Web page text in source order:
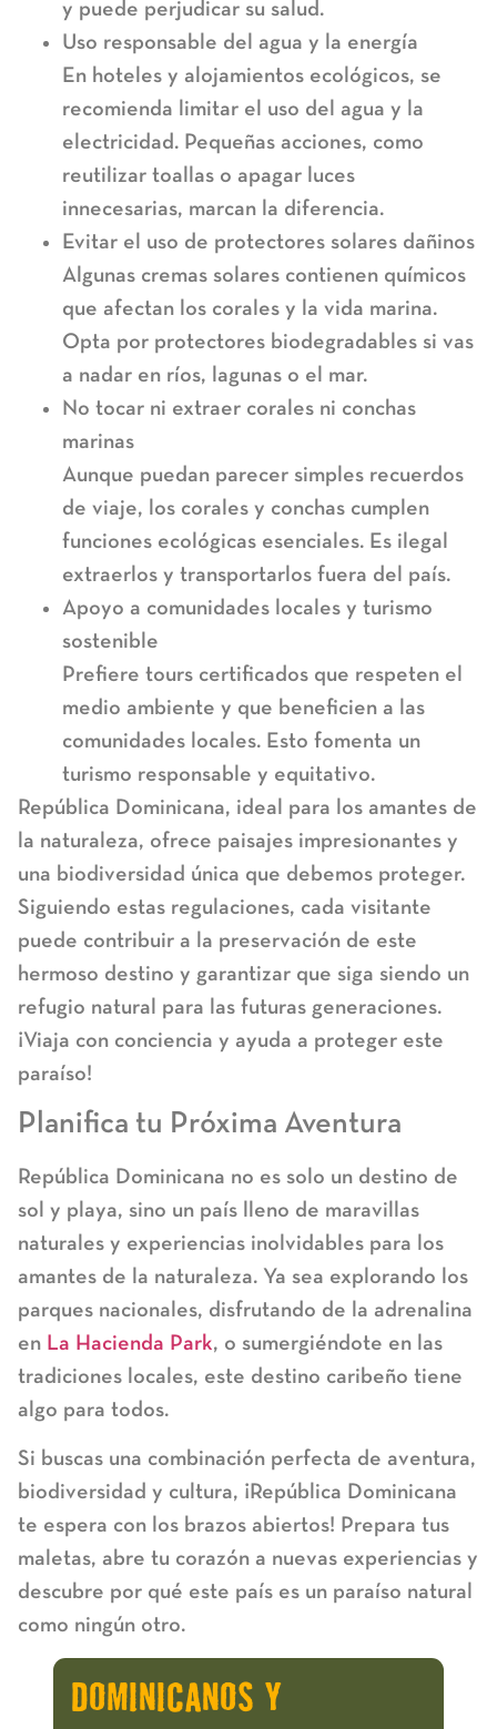
y puede perjudicar su salud.
Uso responsable del agua y la energía
En hoteles y alojamientos ecológicos, se
recomienda limitar el uso del agua y la
electricidad. Pequeñas acciones, como
reutilizar toallas o apagar luces
innecesarias, marcan la diferencia.
Evitar el uso de protectores solares dañinos
Algunas cremas solares contienen químicos
que afectan los corales y la vida marina.
Opta por protectores biodegradables si vas
a nadar en ríos, lagunas o el mar.
No tocar ni extraer corales ni conchas
marinas
Aunque puedan parecer simples recuerdos
de viaje, los corales y conchas cumplen
funciones ecológicas esenciales. Es ilegal
extraerlos y transportarlos fuera del país.
Apoyo a comunidades locales y turismo
sostenible
Prefiere tours certificados que respeten el
medio ambiente y que beneficien a las
comunidades locales. Esto fomenta un
turismo responsable y equitativo.
República Dominicana, ideal para los amantes de
la naturaleza, ofrece paisajes impresionantes y
una biodiversidad única que debemos proteger.
Siguiendo estas regulaciones, cada visitante
puede contribuir a la preservación de este
hermoso destino y garantizar que siga siendo un
refugio natural para las futuras generaciones.
¡Viaja con conciencia y ayuda a proteger este
paraíso!
Planifica tu Próxima Aventura
República Dominicana no es solo un destino de
sol y playa, sino un país lleno de maravillas
naturales y experiencias inolvidables para los
amantes de la naturaleza. Ya sea explorando los
parques nacionales, disfrutando de la adrenalina
en La Hacienda Park, o sumergiéndote en las
tradiciones locales, este destino caribeño tiene
algo para todos.
Si buscas una combinación perfecta de aventura,
biodiversidad y cultura, ¡República Dominicana
te espera con los brazos abiertos! Prepara tus
maletas, abre tu corazón a nuevas experiencias y
descubre por qué este país es un paraíso natural
como ningún otro.
DOMINICANOS Y